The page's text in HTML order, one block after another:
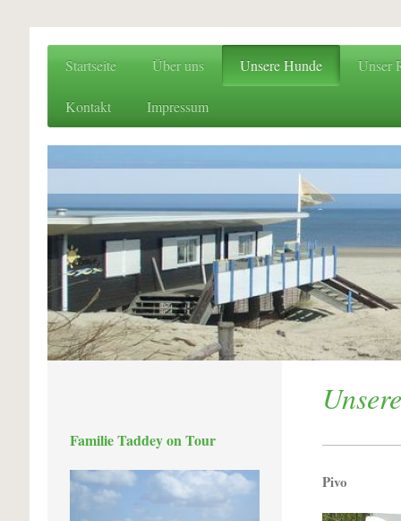
Startseite Über uns Unsere Hunde Unser
Kontakt Impressum
Pivo
Familie Taddey on Tour